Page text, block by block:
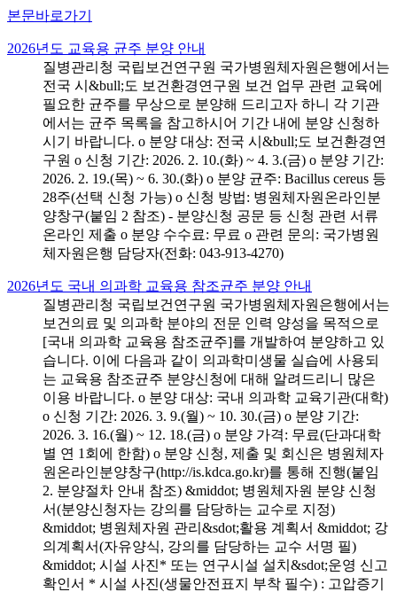
본문바로가기
2026년도 교육용 균주 분양 안내
질병관리청 국립보건연구원 국가병원체자원은행에서는
전국 시&bull;도 보건환경연구원 보건 업무 관련 교육에
필요한 균주를 무상으로 분양해 드리고자 하니 각 기관
에서는 균주 목록을 참고하시어 기간 내에 분양 신청하
시기 바랍니다. o 분양 대상: 전국 시&bull;도 보건환경연
구원 o 신청 기간: 2026. 2. 10.(화) ~ 4. 3.(금) o 분양 기간:
2026. 2. 19.(목) ~ 6. 30.(화) o 분양 균주: Bacillus cereus 등
28주(선택 신청 가능) o 신청 방법: 병원체자원온라인분
양창구(붙임 2 참조) - 분양신청 공문 등 신청 관련 서류
온라인 제출 o 분양 수수료: 무료 o 관련 문의: 국가병원
체자원은행 담당자(전화: 043-913-4270)
2026년도 국내 의과학 교육용 참조균주 분양 안내
질병관리청 국립보건연구원 국가병원체자원은행에서는
보건의료 및 의과학 분야의 전문 인력 양성을 목적으로
[국내 의과학 교육용 참조균주]를 개발하여 분양하고 있
습니다. 이에 다음과 같이 의과학미생물 실습에 사용되
는 교육용 참조균주 분양신청에 대해 알려드리니 많은
이용 바랍니다. o 분양 대상: 국내 의과학 교육기관(대학)
o 신청 기간: 2026. 3. 9.(월) ~ 10. 30.(금) o 분양 기간:
2026. 3. 16.(월) ~ 12. 18.(금) o 분양 가격: 무료(단과대학
별 연 1회에 한함) o 분양 신청, 제출 및 회신은 병원체자
원온라인분양창구(http://is.kdca.go.kr)를 통해 진행(붙임
2. 분양절차 안내 참조) &middot; 병원체자원 분양 신청
서(분양신청자는 강의를 담당하는 교수로 지정)
&middot; 병원체자원 관리&sdot;활용 계획서 &middot; 강
의계획서(자유양식, 강의를 담당하는 교수 서명 필)
&middot; 시설 사진* 또는 연구시설 설치&sdot;운영 신고
확인서 * 시설 사진(생물안전표지 부착 필수) : 고압증기